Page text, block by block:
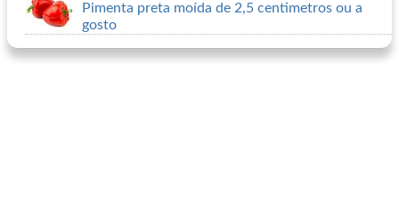
Pimenta preta moída de 2,5 centimetros ou a
gosto